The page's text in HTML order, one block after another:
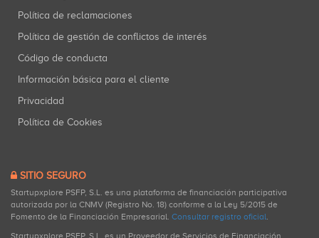
Política de reclamaciones
Política de gestión de conflictos de interés
Código de conducta
Información básica para el cliente
Privacidad
Política de Cookies
SITIO SEGURO
Startupxplore PSFP, S.L. es una plataforma de financiación participativa
autorizada por la CNMV (Registro No. 18) conforme a la Ley 5/2015 de
Fomento de la Financiación Empresarial. Consultar registro oficial.
Startupxplore PSFP, S.L. es un Proveedor de Servicios de Financiación